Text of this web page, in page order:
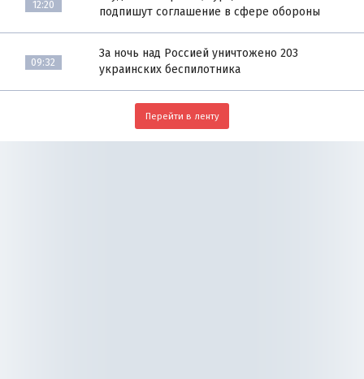
12:20
подпишут соглашение в сфере обороны
09:32
За ночь над Россией уничтожено 203
украинских беспилотника
Перейти в ленту